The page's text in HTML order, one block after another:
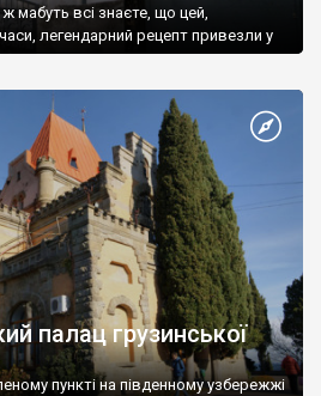
мабуть всі знаєте, що цей,
легендарний рецепт привезли у
палац грузинської
пункті на південному узбережжі